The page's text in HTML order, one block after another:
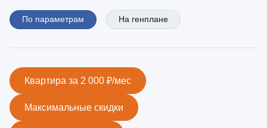
По параметрам На генплане
Квартира за 2 000 ₽/мес
Максимальные скидки